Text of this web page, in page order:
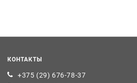
КОНТАКТЫ
+375 (29) 676-78-37